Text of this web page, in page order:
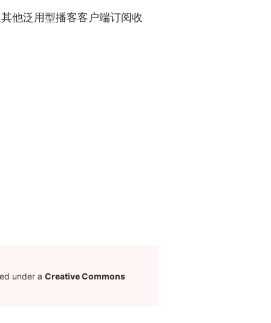
他泛用型播客客户端订阅收
under a Creative Commons